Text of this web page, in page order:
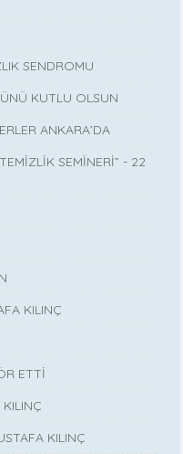
SENDROMU
KUTLU OLSUN
ANKARA’DA
SEMİNERİ” - 22
KILINÇ
ETTİ
KILINÇ